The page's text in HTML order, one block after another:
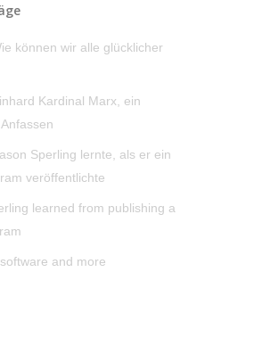
können wir alle glücklicher
Kardinal Marx, ein
Sperling lernte, als er ein
veröffentlichte
learned from publishing a
and more